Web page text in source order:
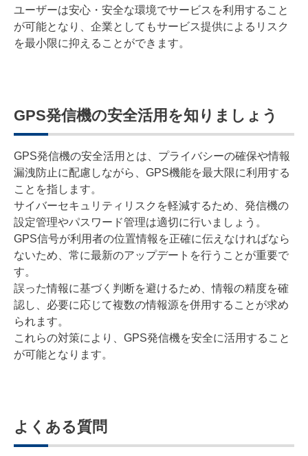
ユーザーは安心・安全な環境でサービスを利用すること
が可能となり、企業としてもサービス提供によるリスク
を最小限に抑えることができます。
GPS発信機の安全活用を知りましょう
GPS発信機の安全活用とは、プライバシーの確保や情報
漏洩防止に配慮しながら、GPS機能を最大限に利用する
ことを指します。
サイバーセキュリティリスクを軽減するため、発信機の
設定管理やパスワード管理は適切に行いましょう。
GPS信号が利用者の位置情報を正確に伝えなければなら
ないため、常に最新のアップデートを行うことが重要で
す。
誤った情報に基づく判断を避けるため、情報の精度を確
認し、必要に応じて複数の情報源を併用することが求め
られます。
これらの対策により、GPS発信機を安全に活用すること
が可能となります。
よくある質問